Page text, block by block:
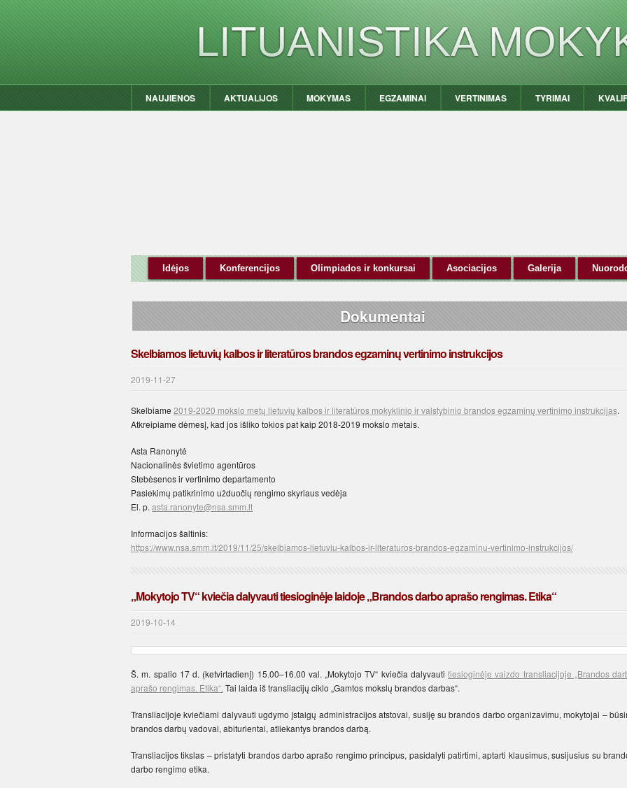
LITUANISTIKA
NAUJIENOS AKTUALIJOS MOKYMAS EGZAMINAI VERTINIMAS TYRIMAI
Idėjos Konferencijos Olimpiados ir konkursai Asociacijos Galerija
Dokumentai
Skelbiamos lietuvių kalbos ir literatūros brandos egzaminų vertinimo instrukcijos
2019-11-27
Skelbiame 2019-2020 mokslo metų lietuvių kalbos ir literatūros mokyklinio ir valstybinio brandos egzaminų vertinimo instrukcijas.
Atkreipiame dėmesį, kad jos išliko tokios pat kaip 2018-2019 mokslo metais.
Asta Ranonytė
Nacionalinės švietimo agentūros
Stebėsenos ir vertinimo departamento
Pasiekimų patikrinimo užduočių rengimo skyriaus vedėja
El. p. asta.ranonyte@nsa.smm.lt
Informacijos šaltinis:
https://www.nsa.smm.lt/2019/11/25/skelbiamos-lietuviu-kalbos-ir-literaturos-brandos-egzaminu-vertinimo-instrukcijos/
„Mokytojo TV“ kviečia dalyvauti tiesioginėje laidoje „Brandos darbo aprašo rengimas. Etika“
2019-10-14
Š. m. spalio 17 d. (ketvirtadienį) 15.00–16.00 val. „Mokytojo TV“ kviečia dalyvauti tiesioginėje vaizdo transliacijoje „Brandos
aprašo rengimas. Etika“. Tai laida iš transliacijų ciklo „Gamtos mokslų brandos darbas“.
Transliacijoje kviečiami dalyvauti ugdymo įstaigų administracijos atstovai, susiję su brandos darbo organizavimu, mokytojai –
brandos darbų vadovai, abiturientai, atliekantys brandos darbą.
Transliacijos tikslas – pristatyti brandos darbo aprašo rengimo principus, pasidalyti patirtimi, aptarti klausimus, susijusius su
darbo rengimo etika.